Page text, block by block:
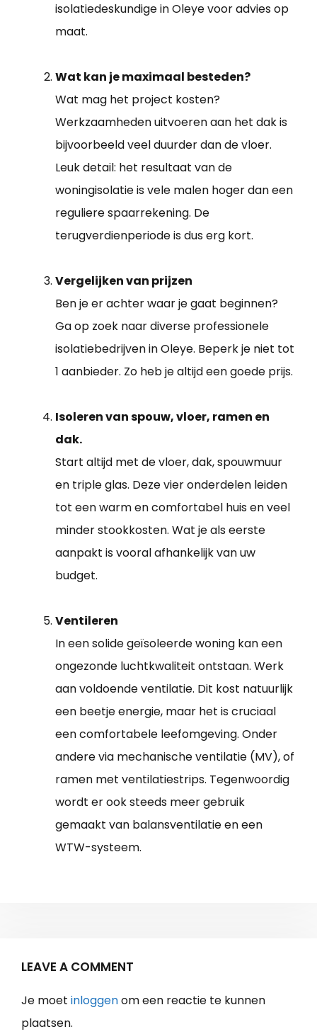
isolatiedeskundige in Oleye voor advies op
maat.
Wat kan je maximaal besteden?
Wat mag het project kosten?
Werkzaamheden uitvoeren aan het dak is
bijvoorbeeld veel duurder dan de vloer.
Leuk detail: het resultaat van de
woningisolatie is vele malen hoger dan een
reguliere spaarrekening. De
terugverdienperiode is dus erg kort.
Vergelijken van prijzen
Ben je er achter waar je gaat beginnen?
Ga op zoek naar diverse professionele
isolatiebedrijven in Oleye. Beperk je niet tot
1 aanbieder. Zo heb je altijd een goede prijs.
Isoleren van spouw, vloer, ramen en
dak.
Start altijd met de vloer, dak, spouwmuur
en triple glas. Deze vier onderdelen leiden
tot een warm en comfortabel huis en veel
minder stookkosten. Wat je als eerste
aanpakt is vooral afhankelijk van uw
budget.
Ventileren
In een solide geïsoleerde woning kan een
ongezonde luchtkwaliteit ontstaan. Werk
aan voldoende ventilatie. Dit kost natuurlijk
een beetje energie, maar het is cruciaal
een comfortabele leefomgeving. Onder
andere via mechanische ventilatie (MV), of
ramen met ventilatiestrips. Tegenwoordig
wordt er ook steeds meer gebruik
gemaakt van balansventilatie en een
WTW-systeem.
LEAVE A COMMENT
Je moet inloggenom een reactie te kunnen
plaatsen.